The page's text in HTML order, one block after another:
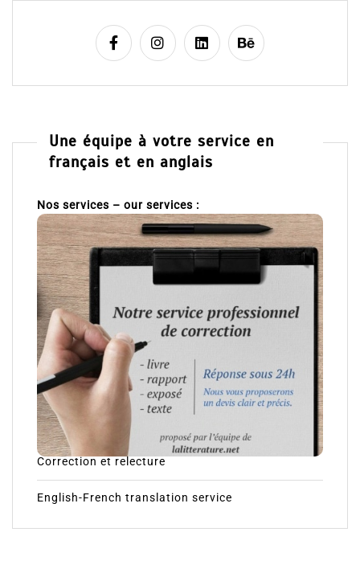
Une équipe à votre service en
français et en anglais
Nos services – our services :
Correction et relecture
English-French translation service